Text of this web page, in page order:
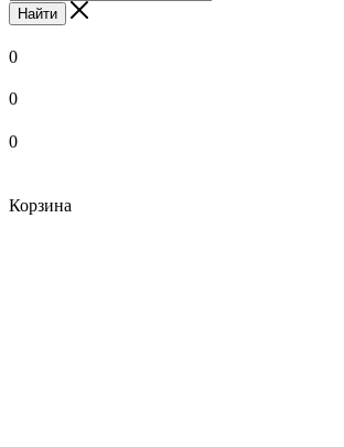
Найти
0
0
0
Корзина